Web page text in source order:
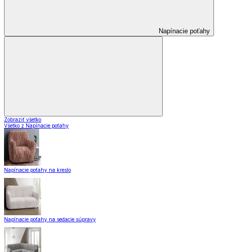
Napínacie poťahy
Zobraziť všetko
Všetko z Napínacie poťahy
Napínacie poťahy na kreslo
Napínacie poťahy na sedacie súpravy